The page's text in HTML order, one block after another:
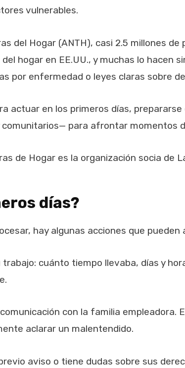
vulnerables.
del Hogar (ANTH), casi 2.5 millones
hogar en EE.UU., y muchas lo hacen
por enfermedad o leyes claras sobre
actuar en los primeros días,
para afrontar momentos
de Hogar es la organización socia de
días?
hay algunas acciones que pueden
cuánto tiempo llevaba, días y
con la familia empleadora.
aclarar un malentendido.
aviso o tiene dudas sobre sus